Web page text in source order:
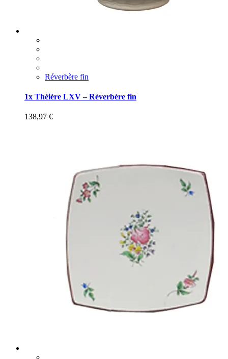
Réverbère fin
1x Théière LXV – Réverbère fin
138,97 €